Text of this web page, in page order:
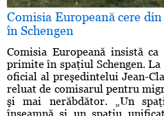
Comisia Europeană cere
în Schengen
Comisia Europeană insistă
primite în spaţiul Schengen.
oficial al preşedintelui Jean-
reluat de comisarul pentru
şi mai nerăbdător. „Un